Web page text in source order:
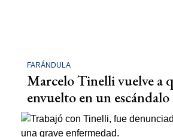
FARÁNDULA
Marcelo Tinelli vuelve a
envuelto en un escándalo